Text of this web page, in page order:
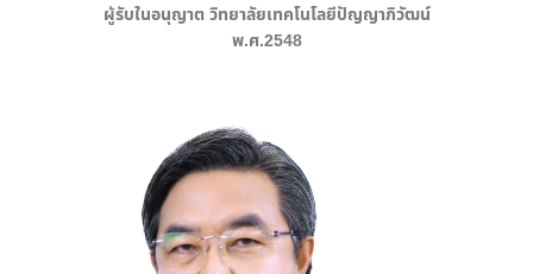
ผู้รับในอนุญาต วิทยาลัยเทคโนโลยีปัญญาภิวัฒน์
พ.ศ.2548